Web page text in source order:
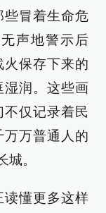
些冒着生命危
声地警示后
火保存下来的
湿润。这些画
仅记录着民
万普通人的
。
读懂更多这样